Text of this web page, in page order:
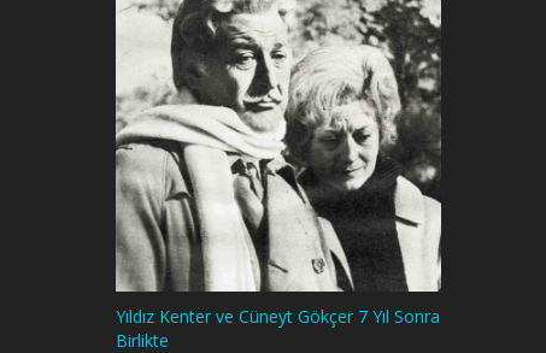
Yıldız Kenter ve Cüneyt Gökçer 7 Yıl Sonra
Birlikte